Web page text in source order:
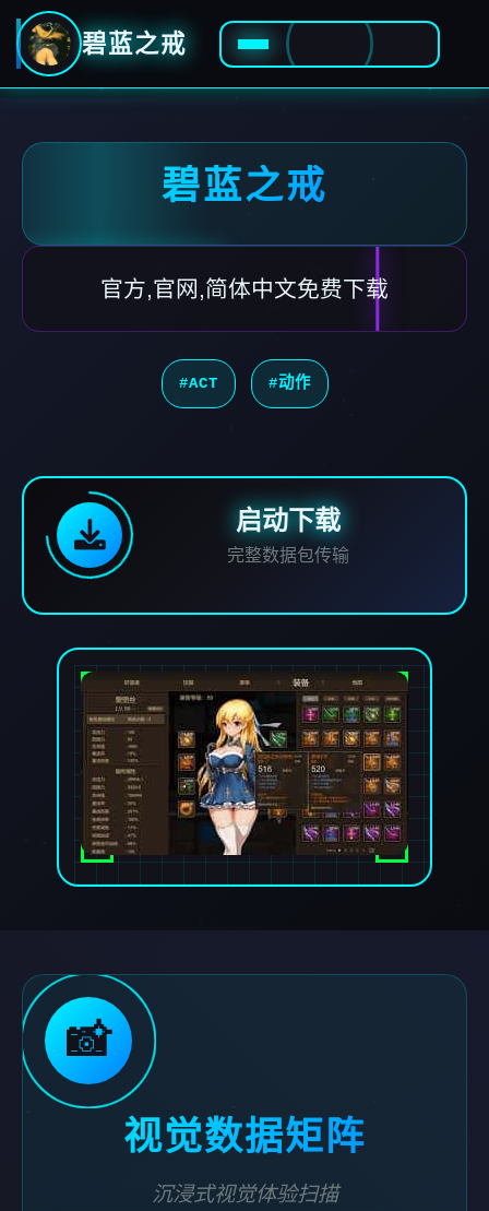
碧蓝之戒
碧蓝之戒
官方,官网,简体中文免费下载
#ACT #动作
启动下载
完整数据包传输
📸
视觉数据矩阵
沉浸式视觉体验扫描